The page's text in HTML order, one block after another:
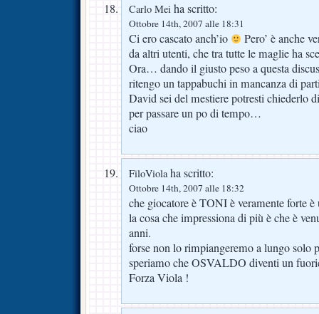
Carlo Mei ha scritto:
Ottobre 14th, 2007 alle 18:31
Ci ero cascato anch’io
Pero’ è anche
da altri utenti, che tra tutte le maglie ha
Ora… dando il giusto peso a questa
ritengo un tappabuchi in mancanza di
David sei del mestiere potresti chiederlo
per passare un po di tempo…
ciao
FiloViolaha scritto:
Ottobre 14th, 2007 alle 18:32
che giocatore è TONI è veramente forte
la cosa che impressiona di più è che è
anni.
forse non lo rimpiangeremo a lungo solo
speriamo che OSVALDO diventi un
Forza Viola !